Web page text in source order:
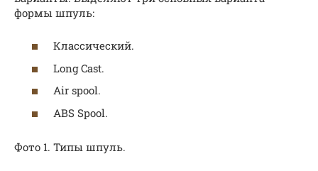
формы шпуль:
Классический.
Long Cast.
Air spool.
ABS Spool.
Фото 1. Типы шпуль.